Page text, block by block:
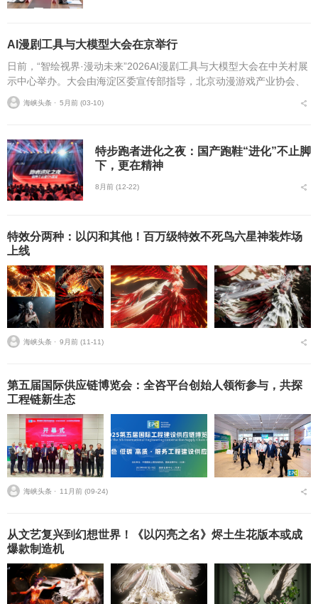
AI漫剧工具与大模型大会在京举行
日前，“智绘视界·漫动未来”2026AI漫剧工具与大模型大会在中关村展
示中心举办。大会由海淀区委宣传部指导，北京动漫游戏产业协会、
北京数字创意产业协会、剧头文化、百度智能云、BOM嘻番里联合主
办。大...
海峡头条 ⋅ 5月前 (03-10)
特步跑者进化之夜：国产跑鞋“进化”不止脚
下，更在精神
8月前 (12-22)
特效分两种：以闪和其他！百万级特效不死鸟六星神装炸场
上线
海峡头条 ⋅ 9月前 (11-11)
第五届国际供应链博览会：全咨平台创始人领衔参与，共探
工程链新生态
海峡头条 ⋅ 11月前 (09-24)
从文艺复兴到幻想世界！《以闪亮之名》烬土生花版本或成
爆款制造机